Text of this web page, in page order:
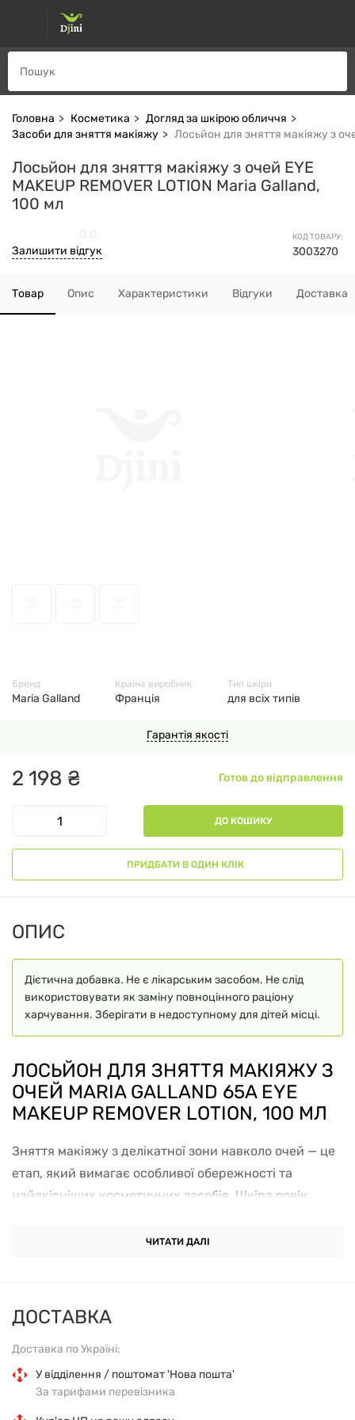
Головна Косметика
Догляд за шкірою обличчя
Засоби для зняття макіяжу
Лосьйон для зняття макіяжу з
Лосьйон для зняття макіяжу з очей EYE
MAKEUP REMOVER LOTION Maria Galland,
100 мл
КОД ТОВАРУ:
3003270
Залишити відгук
Товар Опис Характеристики Відгуки Доставка
Гарантія якості
2 198 ₴ Готов до відправлення
ДО КОШИКУ
ПРИДБАТИ В ОДИН КЛІК
ДОСТАВКА
Доставка по Україні:
У відділення / поштомат 'Нова пошта'
За тарифами перевізника
Бренд
Maria Galland
Країна виробник
Франція
Тип шкіри
для всіх типів
ОПИС
Дієтична добавка. Не є лікарським засобом. Не слід
використовувати як заміну повноцінного раціону
харчування. Зберігати в недоступному для дітей місці.
ЛОСЬЙОН ДЛЯ ЗНЯТТЯ МАКІЯЖУ З
ОЧЕЙ MARIA GALLAND 65A EYE
MAKEUP REMOVER LOTION, 100 МЛ
Зняття макіяжу з делікатної зони навколо очей — це
етап, який вимагає особливої обережності та
найякісніших косметичних засобів. Шкіра повік
сальних залоз і тому легко піддається подразненню,
65A Eye Makeup Remover Lotion
засіб преміумкласу, який перетворює щоденний
демакіяж на абсолютно комфортний і безпечний
ритуал. Завдяки своїй унікальній двофазній текстурі
(гармонійне поєднання поживної олійної та
ЧИТАТИ ДАЛІ